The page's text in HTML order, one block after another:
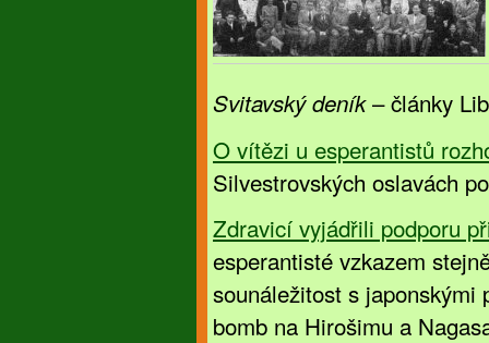
Svitavský deník– články
O vítězi u esperantistů
Silvestrovských oslavách
Zdravicí vyjádřili podporu
esperantisté vzkazem
sounáležitost s
bomb na Hirošimu a